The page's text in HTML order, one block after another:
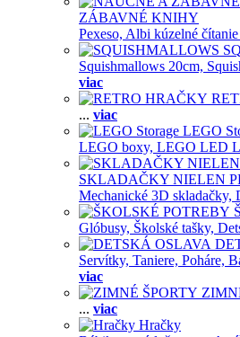
ZÁBAVNÉ KNIHY
Pexeso, Albi kúzelné čítanie
Squishmallows 20cm,
viac
... viac
LEGO
LEGO boxy, LEGO LED
SKLADAČKY NIELEN
Mechanické 3D skladačky,
Glóbusy, Školské tašky,
Servítky, Taniere, Poháre,
viac
... viac
Hračky